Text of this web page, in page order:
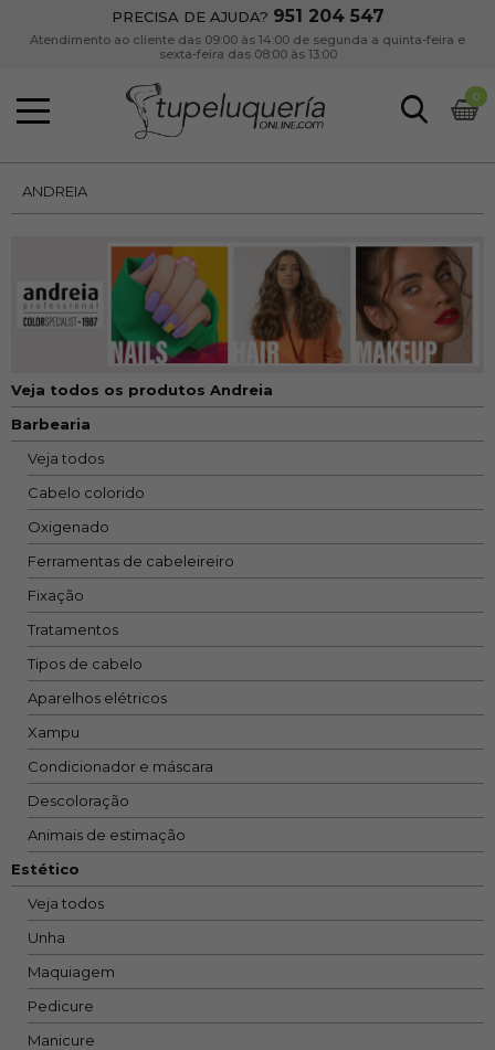
PRECISA DE AJUDA? 951 204 547
Atendimento ao cliente das 09:00 às 14:00 de segunda a quinta-feira e
sexta-feira das 08:00 às 13:00
0
ANDREIA
Veja todos os produtos Andreia
Barbearia
Veja todos
Cabelo colorido
Oxigenado
Ferramentas de cabeleireiro
Fixação
Tratamentos
Tipos de cabelo
Aparelhos elétricos
Xampu
Condicionador e máscara
Descoloração
Animais de estimação
Estético
Veja todos
Unha
Maquiagem
Pedicure
Manicure